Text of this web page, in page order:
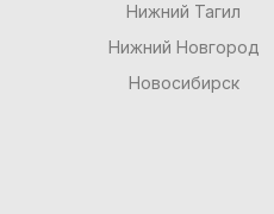
Нижний Тагил
Нижний Новгород
Новосибирск